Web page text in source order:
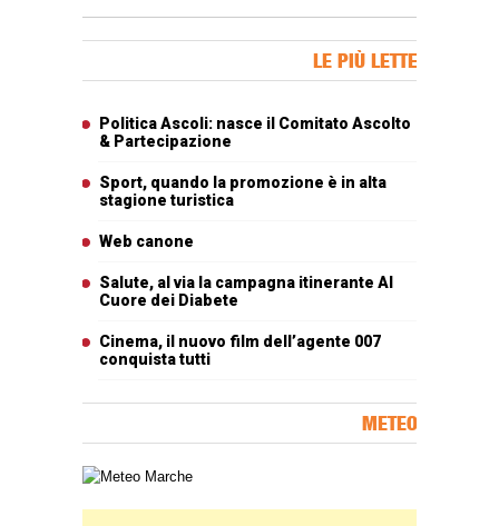
LE PIÙ LETTE
Politica Ascoli: nasce il Comitato Ascolto
& Partecipazione
Sport, quando la promozione è in alta
stagione turistica
Web canone
Salute, al via la campagna itinerante Al
Cuore dei Diabete
Cinema, il nuovo film dell’agente 007
conquista tutti
METEO
Carta meteorologica delle Marche